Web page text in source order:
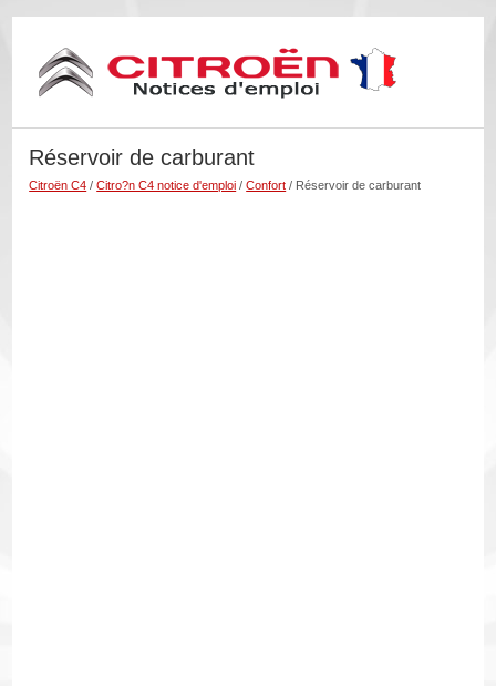
Réservoir de carburant
Citroën C4 /Citro?n C4 notice d'emploi /Confort / Réservoir de carburant